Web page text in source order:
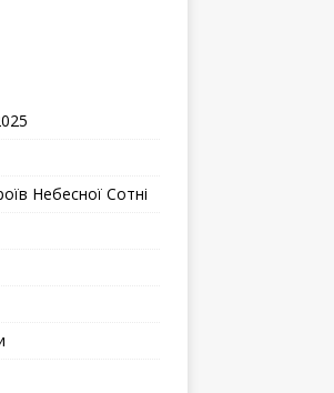
Небесної Сотні